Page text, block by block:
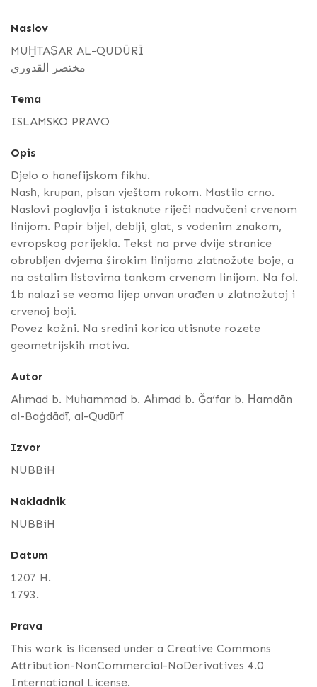
Naslov
MUH̱TAṢAR AL-QUDŪRĪ
مختصر القدوري
Tema
ISLAMSKO PRAVO
Opis
Djelo o hanefijskom fikhu.
Nasẖ, krupan, pisan vještom rukom. Mastilo crno.
Naslovi poglavlja i istaknute riječi nadvučeni crvenom
linijom. Papir bijel, deblji, glat, s vodenim znakom,
evropskog porijekla. Tekst na prve dvije stranice
obrubljen dvjema širokim linijama zlatnožute boje, a
na ostalim listovima tankom crvenom linijom. Na fol.
1b nalazi se veoma lijep unvan urađen u zlatnožutoj i
crvenoj boji.
Povez kožni. Na sredini korica utisnute rozete
geometrijskih motiva.
Autor
Aḥmad b. Muḥammad b. Aḥmad b. Ğa‘far b. Ḥamdān
al-Baġdādī, al-Qudūrī
Izvor
NUBBiH
Nakladnik
NUBBiH
Datum
1207 H.
1793.
Prava
This work is licensed under a Creative Commons
Attribution-NonCommercial-NoDerivatives 4.0
International License.